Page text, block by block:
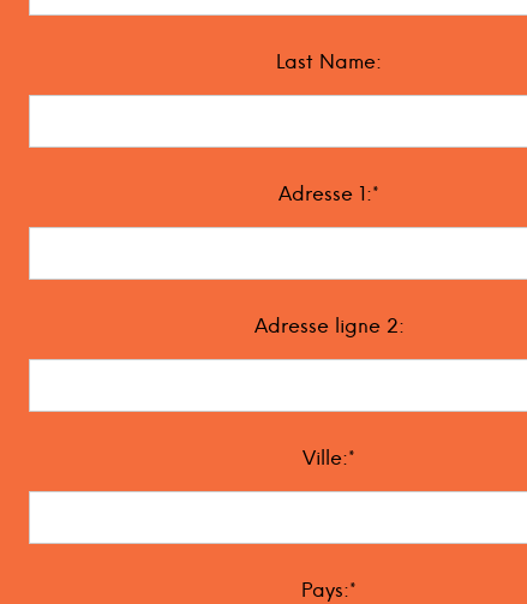
Last Name:
Adresse 1:*
Adresse ligne 2:
Ville:*
Pays:*